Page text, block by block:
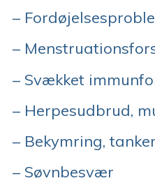
–
–
– Svækket
– Herpesudbrud,
– Bekymring,
– Søvnbesvær